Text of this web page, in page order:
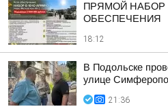
ПРЯМОЙ НАБОР
ОБЕСПЕЧЕНИЯ
18:12
В Подольске
улице
21:36